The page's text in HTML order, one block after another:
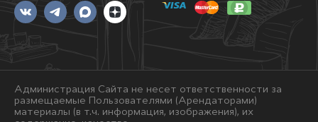
Администрация Сайта не несет ответственности за
размещаемые Пользователями (Арендаторами)
материалы (в т.ч. информация, изображения), их